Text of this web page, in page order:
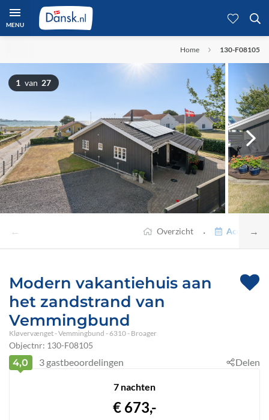
MENU
Home 130-F08105
1 van 27
← →
Overzicht ·
Modern vakantiehuis aan
het zandstrand van
Vemmingbund
Kløvervænget - Vemmingbund - 6310 - Broager
Objectnr: 130-F08105
4,0 3gastbeoordelingen Delen
7 nachten
€ 673,-